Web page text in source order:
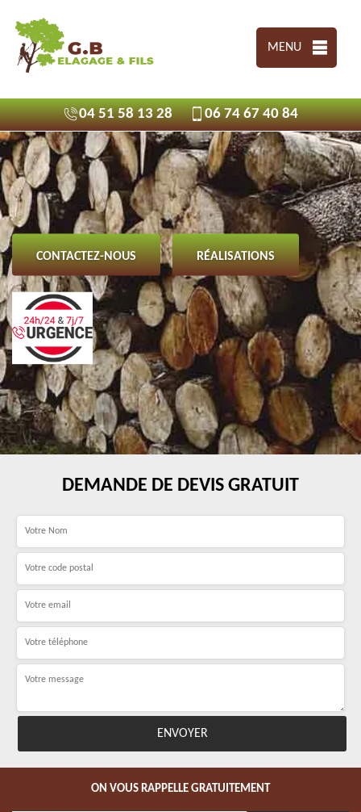
MENU
04 51 58 13 28 06 74 67 40 84
CONTACTEZ-NOUS RÉALISATIONS
DEMANDE DE DEVIS GRATUIT
ON VOUS RAPPELLE GRATUITEMENT